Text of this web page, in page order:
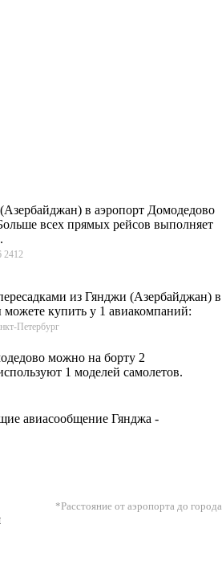
в аэропорт Домодедово
всех прямых рейсов выполняет
2412
из Гянджи (Азербайджан) в
купить у 1 авиакомпаний:
Петербург
можно на борту 2
1 моделей самолетов.
авиасообщение Гянджа -
*Расстояние от аэропорта до города